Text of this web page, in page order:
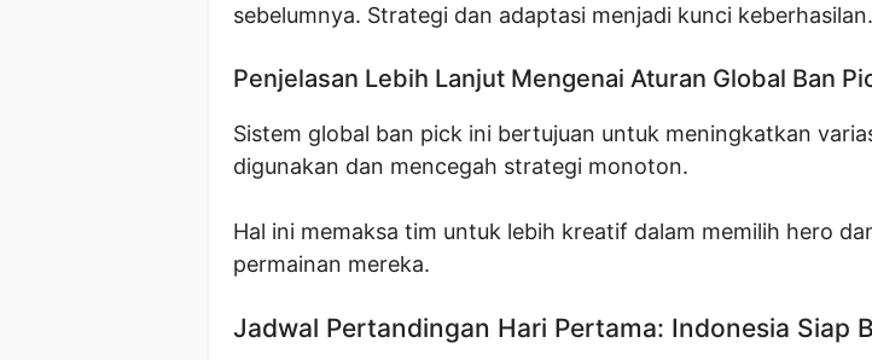
sebelumnya. Strategi dan adaptasi menjadi kunci keberhasilan.
Penjelasan Lebih Lanjut Mengenai Aturan Global Ban
Sistem global ban pick ini bertujuan untuk meningkatkan
digunakan dan mencegah strategi monoton.
Hal ini memaksa tim untuk lebih kreatif dalam memilih hero
permainan mereka.
Jadwal Pertandingan Hari Pertama: Indonesia Siap